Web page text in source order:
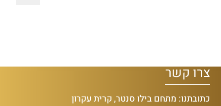
צרו קשר
כתובתנו: מתחם בילו סנטר, קרית עקרון